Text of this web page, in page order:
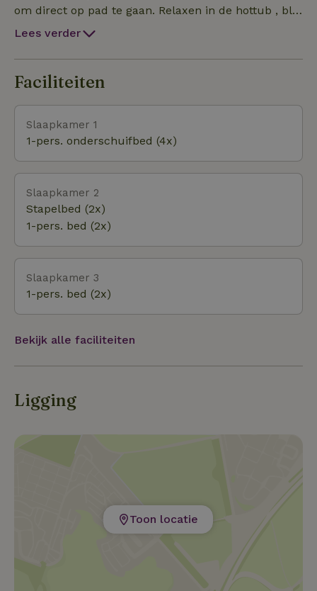
om direct op pad te gaan. Relaxen in de hottub , blij
kletsen rond het kampvuur, lekker uitgebreid eten
familie, vrienden, sportclub uw weekend door te
brengen. Geen feest locatie, geen muziek.
Lees verder
Faciliteiten
Slaapkamer 1
1-pers. onderschuifbed (4x)
Slaapkamer 2
Stapelbed (2x)
1-pers. bed (2x)
Slaapkamer 3
1-pers. bed (2x)
Bekijk alle faciliteiten
Ligging
Toon locatie